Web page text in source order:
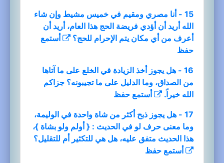
15 - أنا مصري ومقيم في خميس مشيط وإن شاء
الله أريد أن أؤدي فريضة الحج هذا العام، أريد أن
أعرف من أي مكان يتم الإحرام للحج؟
أستمع
حفظ
16 - هل يجوز أخذ الزيادة في الخلع على ما آتاها
من الصداق، وما الدليل على ما تجيبونه؟ جزاكم
الله خيراً.
أستمع حفظ
17 - هل يجوز ذبح أكثر من شاة واحدة في الوليمة،
وما معنى حرف لو في الحديث : { أولم ولو بشاة }،
هذا الحديث متفق عليه، هل هي للتكثير أم للتقليل؟
أستمع حفظ